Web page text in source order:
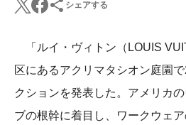
シェアする
「ルイ・ヴィトン（LOUIS
区にあるアクリマタシオン庭園
クションを発表した。アメリカ
ブの根幹に着目し、ワークウェ